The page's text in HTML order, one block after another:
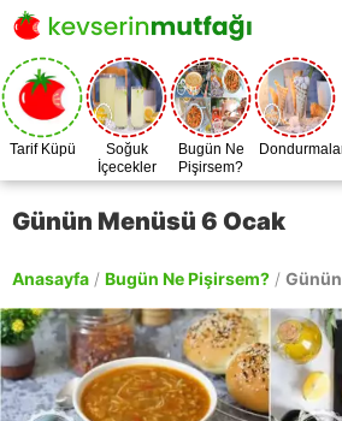
Tarif Küpü
Soğuk
İçecekler
Bugün Ne
Pişirsem?
Günün Menüsü 6 Ocak
Anasayfa / Bugün Ne Pişirsem? /